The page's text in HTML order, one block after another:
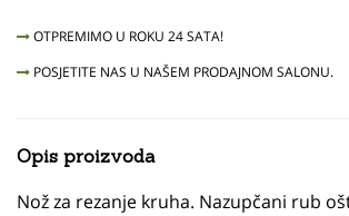
OTPREMIMO U ROKU 24 SATA!
POSJETITE NAS U NAŠEM PRODAJNOM SALONU.
Opis proizvoda
Nož za rezanje kruha. Nazupčani rub